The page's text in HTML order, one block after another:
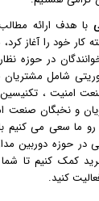
با هدف ارائه
کار خود را آغاز
در حوزه
شامل
امنیت ،
ما سعی می کنیم با
حوزه دوربین
کمک کنیم تا شما
کنید.